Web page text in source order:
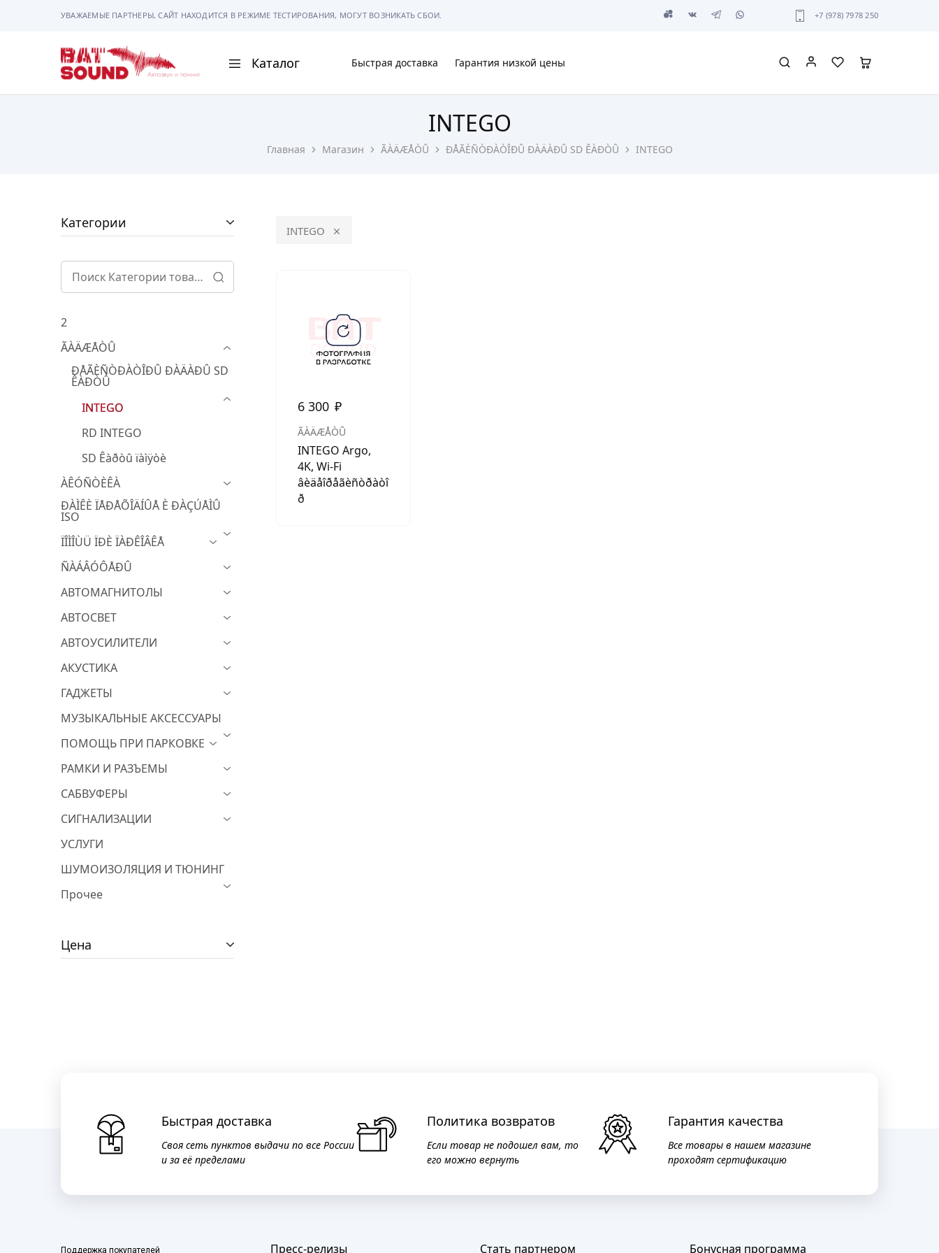
УВАЖАЕМЫЕ ПАРТНЕРЫ, САЙТ НАХОДИТСЯ В РЕЖИМЕ ТЕСТИРОВАНИЯ, МОГУТ ВОЗНИКАТЬ СБОИ. +7 (978) 7978 250
BAT
Sound
Каталог
АВТОСВЕТ
ГАДЖЕТЫ
СИГНАЛИЗАЦИИ
ПОМОЩЬ ПРИ ПАРКОВКЕ
МУЗЫКАЛЬНЫЕ АКСЕССУАРЫ
ШУМОИЗОЛЯЦИЯ
КОВРИКИ и ХИМИЯ
Быстрая доставка Гарантия низкой цены
Главная Магазин ÃÀÄÆÅÒÛ ÐÅÃÈÑÒÐÀÒÎÐÛ ÐÀÄÀÐÛ SD ÊÀÐÒÛ INTEGO
INTEGO
INTEGO
6 300 ₽
ÃÀÄÆÅÒÛ
INTEGO Argo,
4K, Wi-Fi
âèäåîðåãèñòðàòî
ð
Категории
2
ÃÀÄÆÅÒÛ
ÐÅÃÈÑÒÐÀÒÎÐÛ ÐÀÄÀÐÛ SD
ÊÀÐÒÛ
INTEGO
RD INTEGO
SD Êàðòû ïàìÿòè
ÀÊÓÑÒÈÊÀ
ÐÀÌÊÈ ÏÅÐÅÕÎÄÍÛÅ È ÐÀÇÚÅÌÛ
ISO
ÏÎÌÎÙÜ ÏÐÈ ÏÀÐÊÎÂÊÅ
ÑÀÁÂÓÔÅÐÛ
АВТОМАГНИТОЛЫ
АВТОСВЕТ
АВТОУСИЛИТЕЛИ
АКУСТИКА
ГАДЖЕТЫ
МУЗЫКАЛЬНЫЕ АКСЕССУАРЫ
ПОМОЩЬ ПРИ ПАРКОВКЕ
РАМКИ И РАЗЪЕМЫ
САБВУФЕРЫ
СИГНАЛИЗАЦИИ
УСЛУГИ
ШУМОИЗОЛЯЦИЯ И ТЮНИНГ
Прочее
Цена
Быстрая доставка
Своя сеть пунктов выдачи по все России
и за её пределами
Политика возвратов
Если товар не подошел вам, то
его можно вернуть
Гарантия качества
Все товары в нашем магазине
проходят сертификацию
Поддержка покупателей Пресс-релизы Стать партнером Бонусная программа